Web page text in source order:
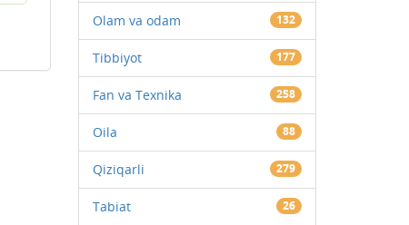
Olam va odam 132
Tibbiyot 177
Fan va Texnika 258
Oila 88
Qiziqarli 279
Tabiat 26